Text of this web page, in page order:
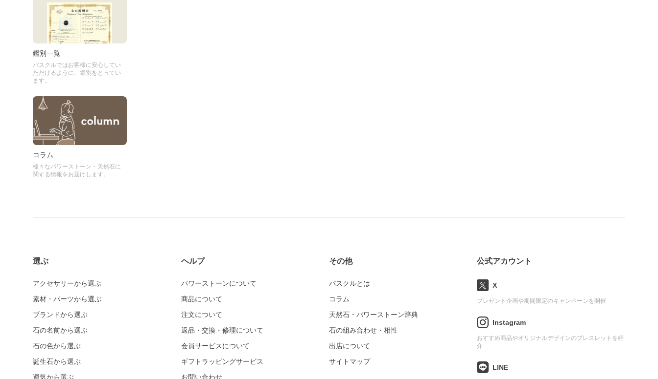
鑑別一覧
パスクルではお客様に安心してい
ただけるように、鑑別をとってい
ます。
コラム
様々なパワーストーン・天然石に
関する情報をお届けします。
選ぶ
アクセサリーから選ぶ
素材・パーツから選ぶ
ブランドから選ぶ
石の名前から選ぶ
石の色から選ぶ
誕生石から選ぶ
運気から選ぶ
ヘルプ
パワーストーンについて
商品について
注文について
返品・交換・修理について
会員サービスについて
ギフトラッピングサービス
お問い合わせ
その他
パスクルとは
コラム
天然石・パワーストーン辞典
石の組み合わせ・相性
出店について
サイトマップ
公式アカウント
X
プレゼント企画や期間限定のキャンペーンを開催
Instagram
おすすめ商品やオリジナルデザインのブレスレットを紹
介
LINE